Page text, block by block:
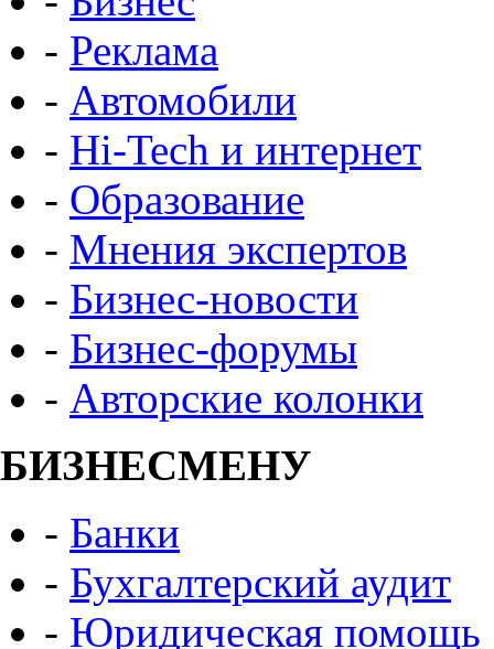
- Реклама
- Автомобили
- Hi-Tech и интернет
- Образование
- Мнения экспертов
- Бизнес-новости
- Бизнес-форумы
- Авторские колонки
БИЗНЕСМЕНУ
- Банки
- Бухгалтерский аудит
- Юридическая помощь